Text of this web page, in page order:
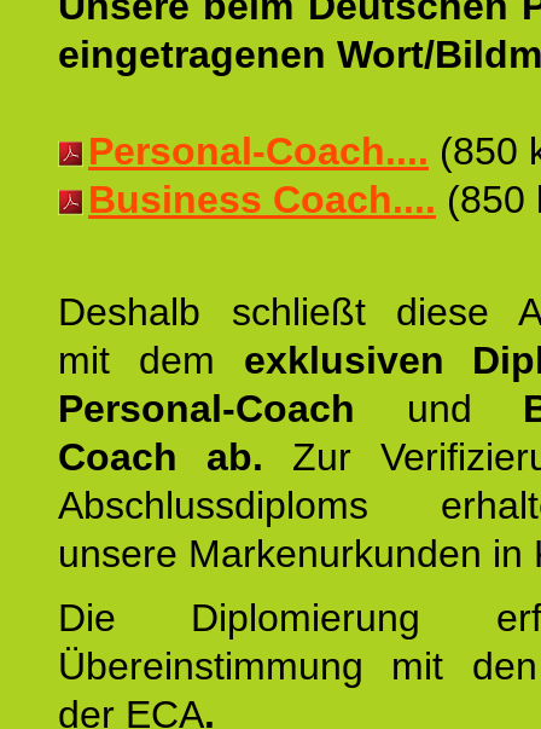
eingetragenen Wort/
Personal-Coach.... (850
Business Coach.... (850
Deshalb schließt diese
mit dem exklusiven
Personal-Coach und
Coach ab. Zur
Abschlussdiploms
unsere Markenurkunden in
Die Diplomierung
Übereinstimmung mit
der ECA.